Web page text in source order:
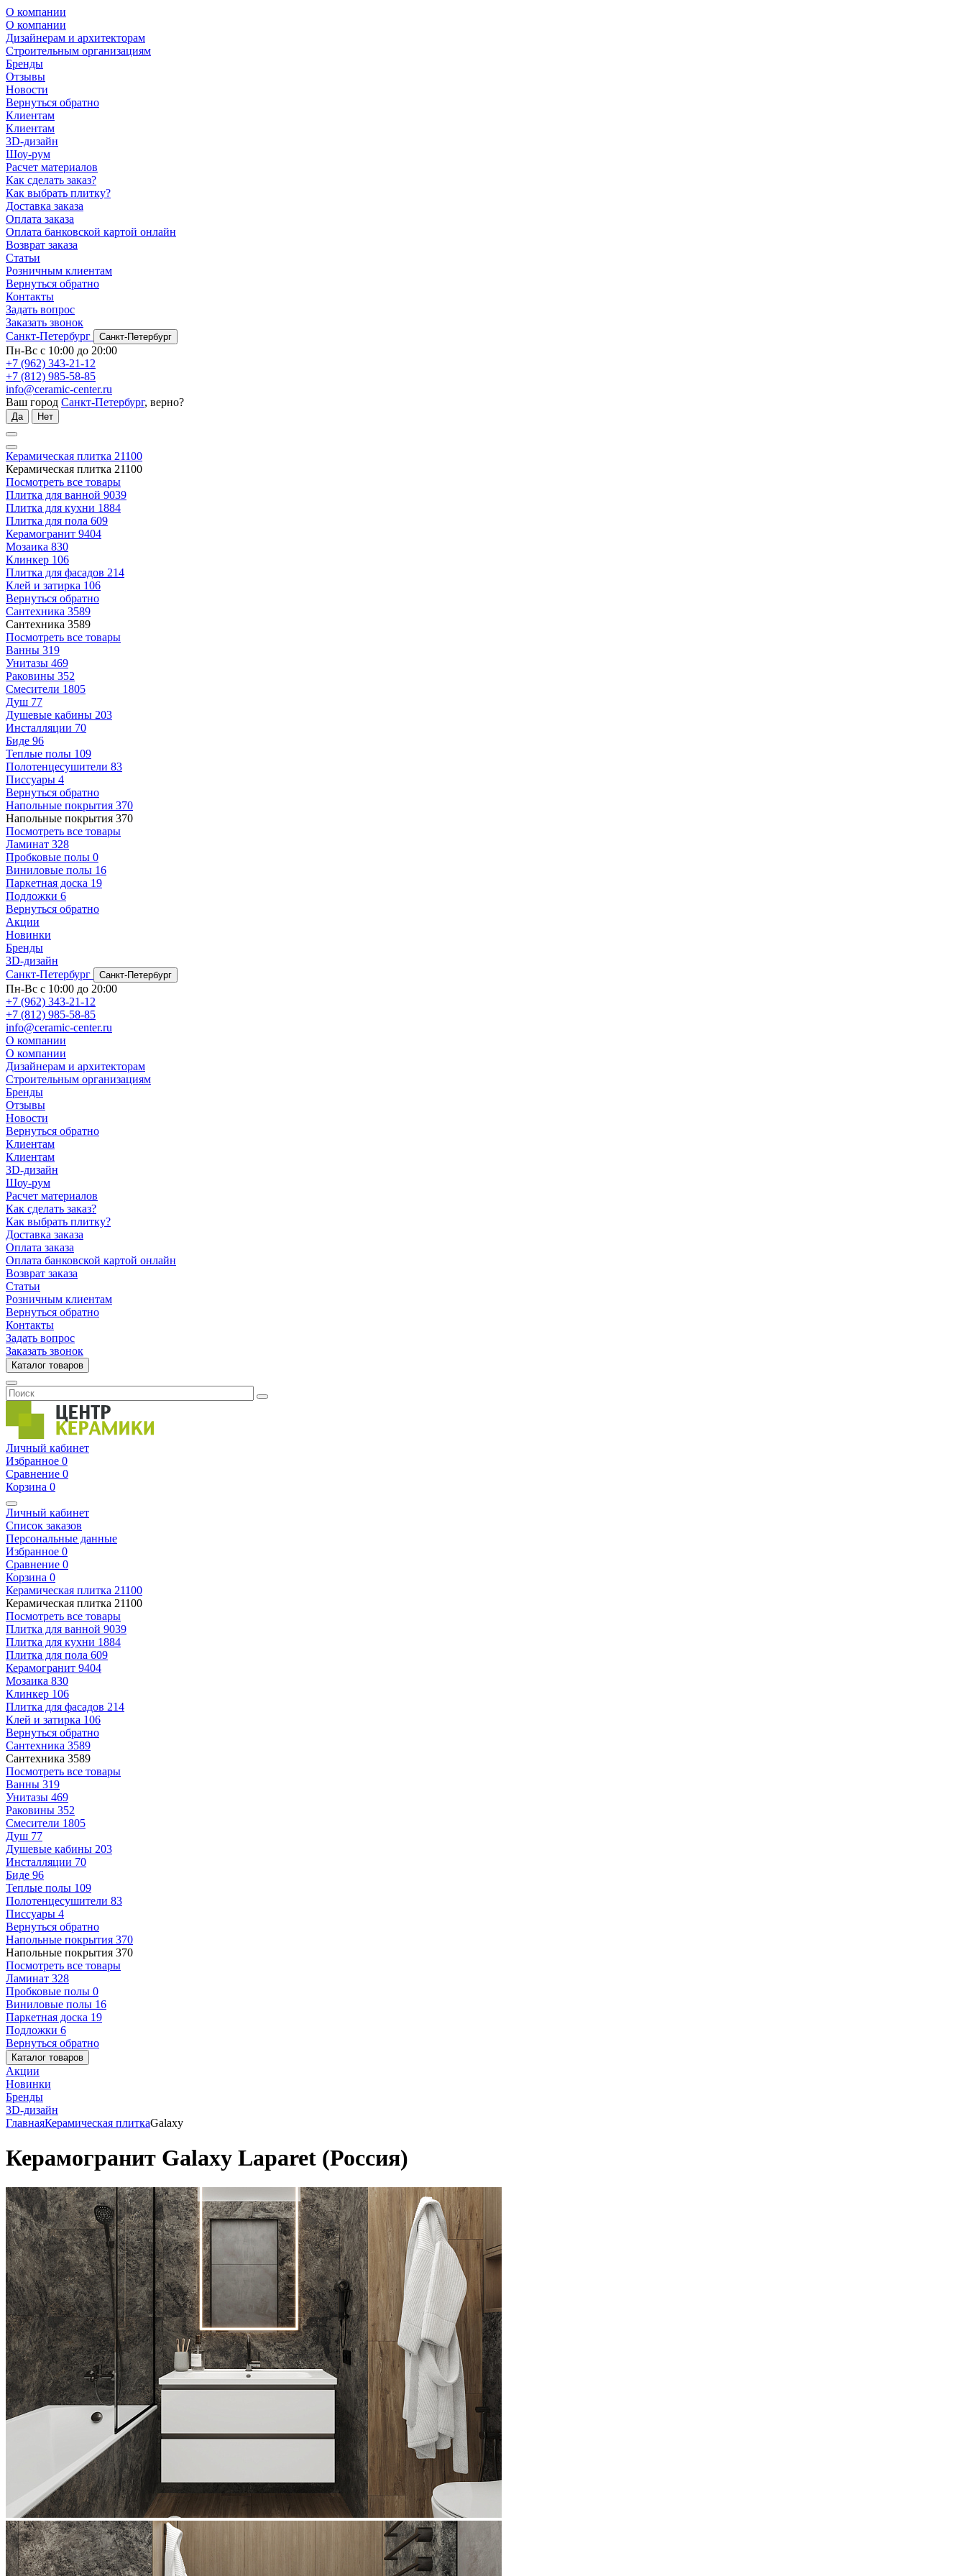
О компании
О компании
Дизайнерам и архитекторам
Строительным организациям
Бренды
Отзывы
Новости
Вернуться обратно
Клиентам
Клиентам
3D-дизайн
Шоу-рум
Расчет материалов
Как сделать заказ?
Как выбрать плитку?
Доставка заказа
Оплата заказа
Оплата банковской картой онлайн
Возврат заказа
Статьи
Розничным клиентам
Вернуться обратно
Контакты
Задать вопрос
Заказать звонок
Санкт-Петербург
Санкт-Петербург
Пн-Вс с 10:00 до 20:00
+7 (962) 343-21-12
+7 (812) 985-58-85
info@ceramic-center.ru
Ваш город Санкт-Петербург, верно?
Да Нет
Керамическая плитка 21100
Керамическая плитка 21100
Посмотреть все товары
Плитка для ванной 9039
Плитка для кухни 1884
Плитка для пола 609
Керамогранит 9404
Мозаика 830
Клинкер 106
Плитка для фасадов 214
Клей и затирка 106
Вернуться обратно
Сантехника 3589
Сантехника 3589
Посмотреть все товары
Ванны 319
Унитазы 469
Раковины 352
Смесители 1805
Душ 77
Душевые кабины 203
Инсталляции 70
Биде 96
Теплые полы 109
Полотенцесушители 83
Писсуары 4
Вернуться обратно
Напольные покрытия 370
Напольные покрытия 370
Посмотреть все товары
Ламинат 328
Пробковые полы 0
Виниловые полы 16
Паркетная доска 19
Подложки 6
Вернуться обратно
Акции
Новинки
Бренды
3D-дизайн
Санкт-Петербург
Санкт-Петербург
Пн-Вс с 10:00 до 20:00
+7 (962) 343-21-12
+7 (812) 985-58-85
info@ceramic-center.ru
О компании
О компании
Дизайнерам и архитекторам
Строительным организациям
Бренды
Отзывы
Новости
Вернуться обратно
Клиентам
Клиентам
3D-дизайн
Шоу-рум
Расчет материалов
Как сделать заказ?
Как выбрать плитку?
Доставка заказа
Оплата заказа
Оплата банковской картой онлайн
Возврат заказа
Статьи
Розничным клиентам
Вернуться обратно
Контакты
Задать вопрос
Заказать звонок
Каталог товаров
Личный кабинет
Избранное 0
Сравнение 0
Корзина 0
Личный кабинет
Список заказов
Персональные данные
Избранное 0
Сравнение 0
Корзина 0
Керамическая плитка 21100
Керамическая плитка 21100
Посмотреть все товары
Плитка для ванной 9039
Плитка для кухни 1884
Плитка для пола 609
Керамогранит 9404
Мозаика 830
Клинкер 106
Плитка для фасадов 214
Клей и затирка 106
Вернуться обратно
Сантехника 3589
Сантехника 3589
Посмотреть все товары
Ванны 319
Унитазы 469
Раковины 352
Смесители 1805
Душ 77
Душевые кабины 203
Инсталляции 70
Биде 96
Теплые полы 109
Полотенцесушители 83
Писсуары 4
Вернуться обратно
Напольные покрытия 370
Напольные покрытия 370
Посмотреть все товары
Ламинат 328
Пробковые полы 0
Виниловые полы 16
Паркетная доска 19
Подложки 6
Вернуться обратно
Каталог товаров
Акции
Новинки
Бренды
3D-дизайн
ГлавнаяКерамическая плиткаGalaxy
Керамогранит Galaxy Laparet (Россия)